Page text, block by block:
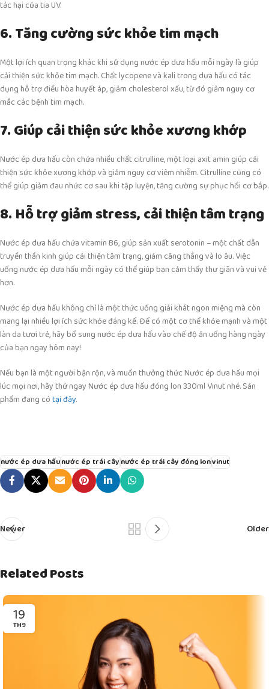
tác hại của tia UV.
6. Tăng cường sức khỏe tim mạch
Một lợi ích quan trọng khác khi sử dụng nước ép dưa hấu mỗi ngày là giúp
cải thiện sức khỏe tim mạch. Chất lycopene và kali trong dưa hấu có tác
dụng hỗ trợ điều hòa huyết áp, giảm cholesterol xấu, từ đó giảm nguy cơ
mắc các bệnh tim mạch.
7. Giúp cải thiện sức khỏe xương khớp
Nước ép dưa hấu còn chứa nhiều chất citrulline, một loại axit amin giúp cải
thiện sức khỏe xương khớp và giảm nguy cơ viêm nhiễm. Citrulline cũng có
thể giúp giảm đau nhức cơ sau khi tập luyện, tăng cường sự phục hồi cơ bắp.
8. Hỗ trợ giảm stress, cải thiện tâm trạng
Nước ép dưa hấu chứa vitamin B6, giúp sản xuất serotonin – một chất dẫn
truyền thần kinh giúp cải thiện tâm trạng, giảm căng thẳng và lo âu. Việc
uống nước ép dưa hấu mỗi ngày có thể giúp bạn cảm thấy thư giãn và vui vẻ
hơn.
Nước ép dưa hấu không chỉ là một thức uống giải khát ngon miệng mà còn
mang lại nhiều lợi ích sức khỏe đáng kể. Để có một cơ thể khỏe mạnh và một
làn da tươi trẻ, hãy bổ sung nước ép dưa hấu vào chế độ ăn uống hàng ngày
của bạn ngay hôm nay!
Nếu bạn là một người bận rộn, và muốn thưởng thức Nước ép dưa hấu mọi
lúc mọi nơi, hãy thử ngay Nước ép dưa hấu đóng lon 330ml Vinut nhé. Sản
phẩm đang cótại đây.
nước ép dưa hấunước ép trái câynước ép trái cây đóng lonvinut
Newer Older
Related Posts
19
TH9